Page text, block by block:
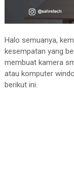
Halo semuanya,
kesempatan yang
membuat kamera
atau komputer
berikut ini.